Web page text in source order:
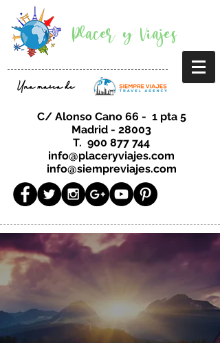
Placer y Viajes
Una marca de
C/ Alonso Cano 66 - 1 pta 5
Madrid - 28003
T. 900 877 744
info@placeryviajes.com
info@siempreviajes.com